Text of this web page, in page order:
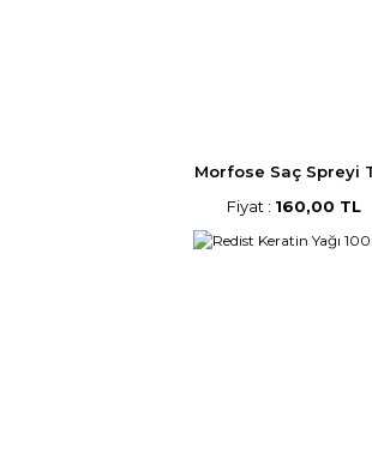
Morfose Saç Spreyi
Fiyat : 160,00 TL